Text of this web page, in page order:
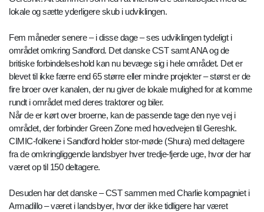
lokale og sætte yderligere skub i udviklingen.
Fem måneder senere – i disse dage – ses udviklingen tydeligt i
området omkring Sandford. Det danske CST samt ANA og de
britiske forbindelseshold kan nu bevæge sig i hele området. Det er
blevet til ikke færre end 65 større eller mindre projekter – størst er de
fire broer over kanalen, der nu giver de lokale mulighed for at komme
rundt i området med deres traktorer og biler.
Når de er kørt over broerne, kan de passende tage den nye vej i
området, der forbinder Green Zone med hovedvejen til Gereshk.
CIMIC-folkene i Sandford holder stor-møde (Shura) med deltagere
fra de omkringliggende landsbyer hver tredje-fjerde uge, hvor der har
været op til 150 deltagere.
Desuden har det danske – CST sammen med Charlie kompagniet i
Armadillo – været i landsbyer, hvor der ikke tidligere har været